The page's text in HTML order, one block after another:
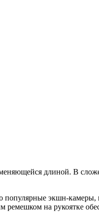
длиной. В
популярные экшн-
на рукоятке